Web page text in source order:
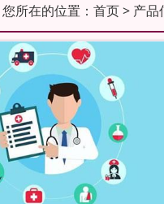
您所在的位置： 首页> 产品